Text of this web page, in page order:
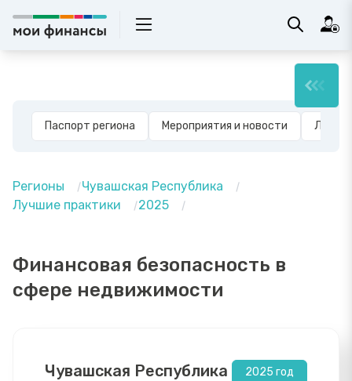
Паспорт региона Мероприятия и новости
Регионы
Чувашская Республика
Лучшие практики
2025
Финансовая безопасность в
сфере недвижимости
Чувашская Республика 2025 год